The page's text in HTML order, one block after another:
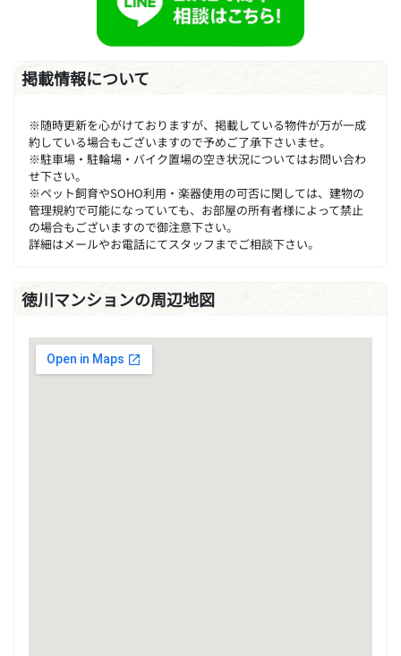
掲載情報について
※随時更新を心がけておりますが、掲載している物件が万が一成
約している場合もございますので予めご了承下さいませ。
※駐車場・駐輪場・バイク置場の空き状況についてはお問い合わ
せ下さい。
※ペット飼育やSOHO利用・楽器使用の可否に関しては、建物の
管理規約で可能になっていても、お部屋の所有者様によって禁止
の場合もございますので御注意下さい。
詳細はメールやお電話にてスタッフまでご相談下さい。
徳川マンションの周辺地図